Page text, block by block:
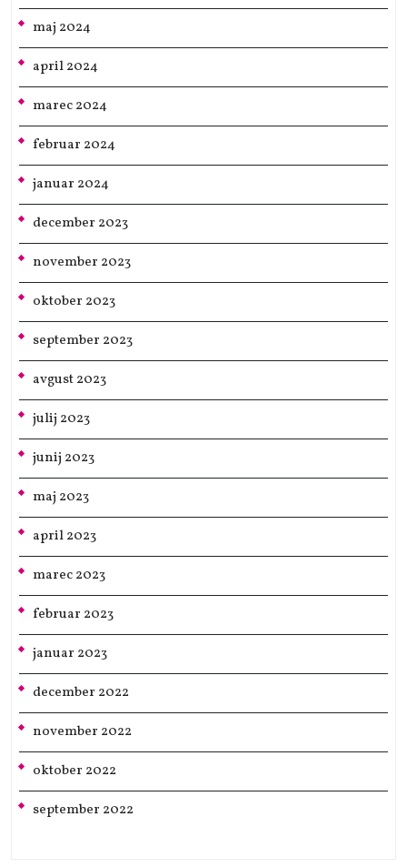
maj 2024
april 2024
marec 2024
februar 2024
januar 2024
december 2023
november 2023
oktober 2023
september 2023
avgust 2023
julij 2023
junij 2023
maj 2023
april 2023
marec 2023
februar 2023
januar 2023
december 2022
november 2022
oktober 2022
september 2022